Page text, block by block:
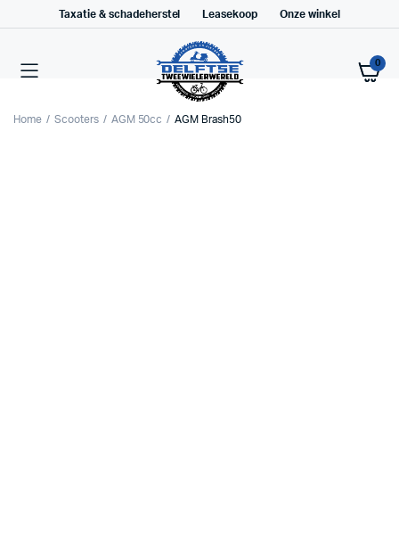
Taxatie & schadeherstel Leasekoop Onze winkel
0
Home Scooters AGM 50cc AGM Brash50